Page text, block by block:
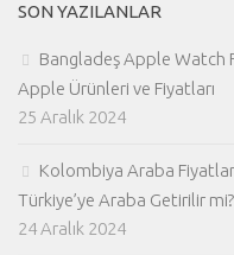
SON YAZILANLAR
Bangladeş Apple Watch
Apple Ürünleri ve Fiyatları
25 Aralık 2024
Kolombiya Araba
Türkiye’ye Araba Getirilir mi?
24 Aralık 2024